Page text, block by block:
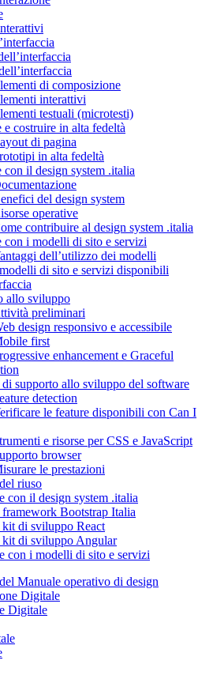
di composizione
interattivi
testuali (microtesti)
e costruire in alta fedeltà
di pagina
in alta fedeltà
con il design system .italia
del design system
operative
contribuire al design system .italia
con i modelli di sito e servizi
dell’utilizzo dei modelli
di sito e servizi disponibili
allo sviluppo
preliminari
design responsivo e accessibile
first
enhancement e Graceful
supporto allo sviluppo del software
detection
le feature disponibili con Can I
e risorse per CSS e JavaScript
browser
le prestazioni
riuso
con il design system .italia
Bootstrap Italia
di sviluppo React
di sviluppo Angular
con i modelli di sito e servizi
Manuale operativo di design
Digitale